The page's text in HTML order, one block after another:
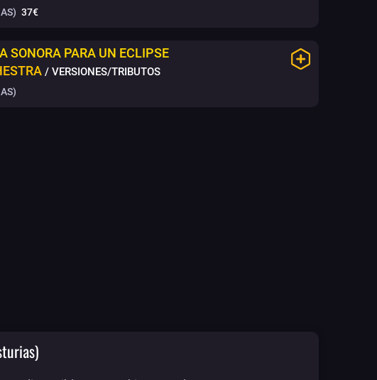
37€
PARA UN ECLIPSE
/ VERSIONES/TRIBUTOS